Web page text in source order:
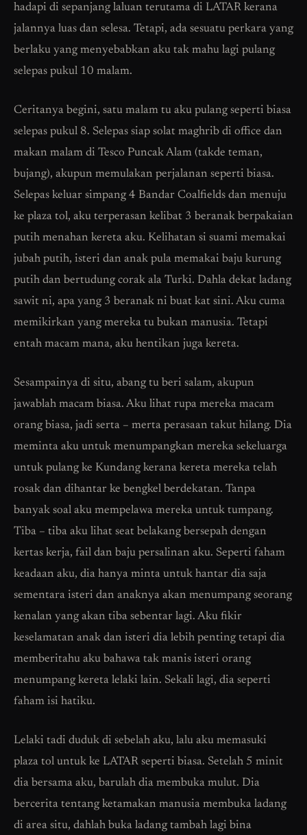
hadapi di sepanjang laluan terutama di LATAR kerana
jalannya luas dan selesa. Tetapi, ada sesuatu perkara yang
berlaku yang menyebabkan aku tak mahu lagi pulang
selepas pukul 10 malam.
Ceritanya begini, satu malam tu aku pulang seperti biasa
selepas pukul 8. Selepas siap solat maghrib di office dan
makan malam di Tesco Puncak Alam (takde teman,
bujang), akupun memulakan perjalanan seperti biasa.
Selepas keluar simpang 4 Bandar Coalfields dan menuju
ke plaza tol, aku terperasan kelibat 3 beranak berpakaian
putih menahan kereta aku. Kelihatan si suami memakai
jubah putih, isteri dan anak pula memakai baju kurung
putih dan bertudung corak ala Turki. Dahla dekat ladang
sawit ni, apa yang 3 beranak ni buat kat sini. Aku cuma
memikirkan yang mereka tu bukan manusia. Tetapi
entah macam mana, aku hentikan juga kereta.
Sesampainya di situ, abang tu beri salam, akupun
jawablah macam biasa. Aku lihat rupa mereka macam
orang biasa, jadi serta – merta perasaan takut hilang. Dia
meminta aku untuk menumpangkan mereka sekeluarga
untuk pulang ke Kundang kerana kereta mereka telah
rosak dan dihantar ke bengkel berdekatan. Tanpa
banyak soal aku mempelawa mereka untuk tumpang.
Tiba – tiba aku lihat seat belakang bersepah dengan
kertas kerja, fail dan baju persalinan aku. Seperti faham
keadaan aku, dia hanya minta untuk hantar dia saja
sementara isteri dan anaknya akan menumpang seorang
kenalan yang akan tiba sebentar lagi. Aku fikir
keselamatan anak dan isteri dia lebih penting tetapi dia
memberitahu aku bahawa tak manis isteri orang
menumpang kereta lelaki lain. Sekali lagi, dia seperti
faham isi hatiku.
Lelaki tadi duduk di sebelah aku, lalu aku memasuki
plaza tol untuk ke LATAR seperti biasa. Setelah 5 minit
dia bersama aku, barulah dia membuka mulut. Dia
bercerita tentang ketamakan manusia membuka ladang
di area situ, dahlah buka ladang tambah lagi bina